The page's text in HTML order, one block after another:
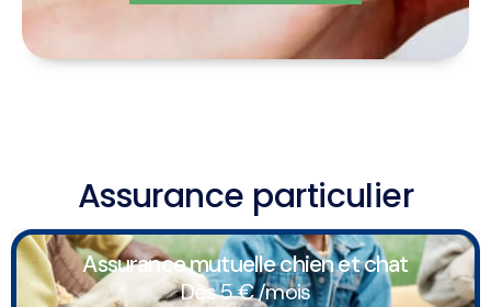
Assurance particulier
Assurance mutuelle chien et chat
Dès 5 € /mois